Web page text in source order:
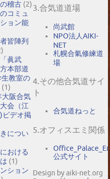
稽古 (2)
コミュ
ョン能
皆陣列
眞武
本部道
生教室の
(1)
大阪合気
会（江
ビデオ掲
につい
おける
(1)
ション
3.合気道道場
尚武館
NPO法人AIKI-
NET
札幌合氣修練道
場
4.その他合気道サイ
ト
合気道ねっと
5.オフィスエミ関係
公式サイト
Design by aiki-net.org